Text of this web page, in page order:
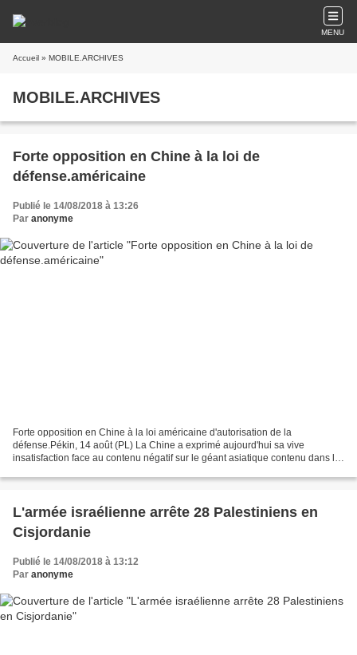
MENU
Accueil » MOBILE.ARCHIVES
MOBILE.ARCHIVES
Forte opposition en Chine à la loi de
défense.américaine
Publié le 14/08/2018 à 13:26
Par anonyme
Forte opposition en Chine à la loi américaine d'autorisation de la
défense.Pékin, 14 août (PL) La Chine a exprimé aujourd'hui sa vive
insatisfaction face au contenu négatif sur le géant asiatique contenu dans la
L'armée israélienne arrête 28 Palestiniens en
Cisjordanie
Publié le 14/08/2018 à 13:12
Par anonyme